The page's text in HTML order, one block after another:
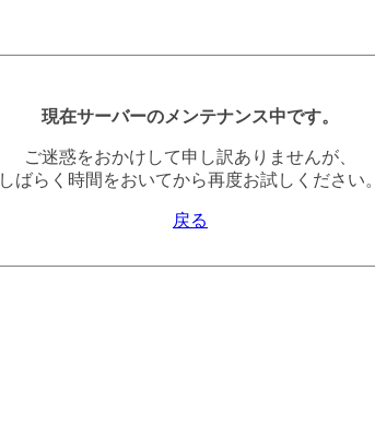
現在サーバーのメンテナンス中です。
ご迷惑をおかけして申し訳ありませんが、
しばらく時間をおいてから再度お試しください。
戻る